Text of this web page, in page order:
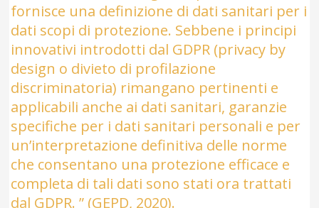
fornisce una definizione di dati sanitari per i
dati scopi di protezione. Sebbene i principi
innovativi introdotti dal GDPR (privacy by
design o divieto di profilazione
discriminatoria) rimangano pertinenti e
applicabili anche ai dati sanitari, garanzie
specifiche per i dati sanitari personali e per
un’interpretazione definitiva delle norme
che consentano una protezione efficace e
completa di tali dati sono stati ora trattati
dal GDPR. ” (GEPD, 2020).